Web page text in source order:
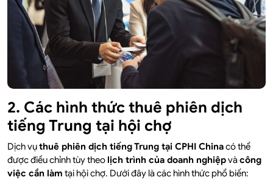
2. Các hình thức thuê phiên dịch
tiếng Trung tại hội chợ
Dịch vụthuê phiên dịch tiếng Trung tại CPHI Chinacó thể
được điều chỉnh tùy theo lịch trình của doanh nghiệpvàcông
việc cần làm tại hội chợ. Dưới đây là các hình thức phổ biến: